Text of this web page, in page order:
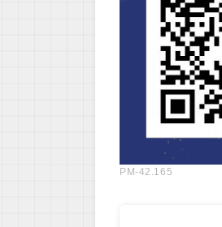
PM-42.165